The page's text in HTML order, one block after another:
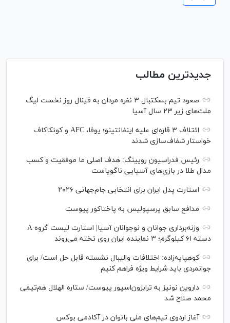
جدیدترین مطالب
صعود تیم بسکتبال ۳ نفره مردان به فینال روز نخست لیگ
ملت‌های زیر ۲۳ سال آسیا
ائتلاف ۳ قاره‌ای علیه اینفانتینو؛ یوفا، AFC و کونکاکاف
خواستار شفاف‌سازی شدند
رئیس فدراسیون رویینگ: هدف اصلی ما موفقیت و کسب
مدال طلا در بازی‌های آسیایی ناگویاست
استارت پدل ایران برای انتخابی جام‌جهانی ۲۰۲۶
مدافع سابق پرسپولیس به پاختاکور پیوست
وزنه‌برداری جوانان و نوجوانان آسیا| استارت لیست گروه A
دسته ۶۱ کیلوگرم؛ ۳ نماینده ایران روی تخته می‌روند
کوهپایه‌زاده: اختلافات والیبال نشسته قابل حل است/ برای
جوانمردی باید شرایط ویژه فراهم کنیم
داروین نونیز به ترابزون‌اسپور پیوست/ ستاره الهلال هم‌تیمی
محمد صلاح شد
آغاز اردوی تیم‌های ملی بانوان در آکادمی بوکس